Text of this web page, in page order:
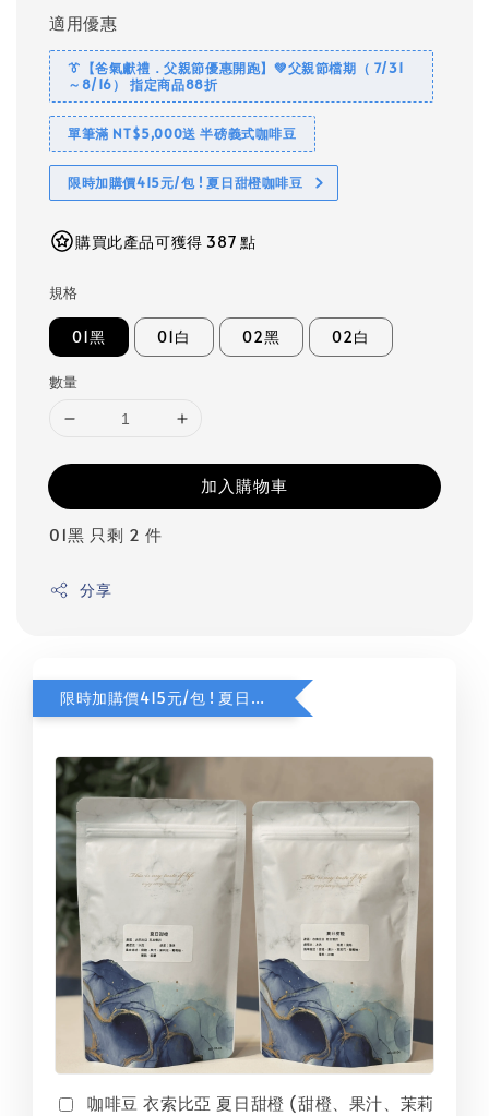
適用優惠
👔【爸氣獻禮．父親節優惠開跑】💚父親節檔期（ 7/31
～8/16） 指定商品88折
單筆滿 NT$5,000送 半磅義式咖啡豆
限時加購價415元/包 ! 夏日甜橙咖啡豆
購買此產品可獲得 387 點
規格
01黑 01白 02黑 02白
數量
加入購物車
01黑 只剩 2 件
分享
限時加購價415元/包 ! 夏日甜橙咖啡豆
咖啡豆 衣索比亞 夏日甜橙 (甜橙、果汁、茉莉